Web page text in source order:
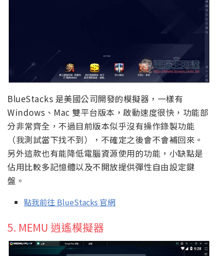
BlueStacks 是美國公司開發的模擬器，一樣有
Windows、Mac 雙平台版本，啟動速度很快，功能部
分非常齊全，不過目前版本似乎沒有操作錄製功能
（我測試當下找不到），不確定之後會不會補回來。
另外這款也有能降低電腦資源使用的功能，小缺點是
佔用比較多記憶體以及不開放提供彈性自由設定鍵
盤。
點我前往 BlueStacks 官網
5. MEMU 逍遙模擬器